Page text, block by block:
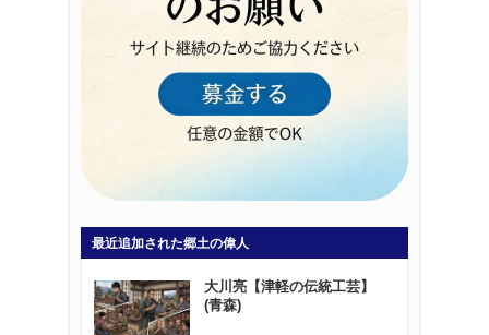
最近追加された郷土の偉人
大川亮【津軽の伝統工芸】
(青森)